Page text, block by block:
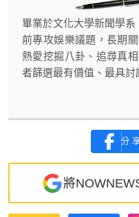
畢業於文化大學新聞學
前專攻娛樂議題，長期
熱愛挖掘八卦、追尋真
者篩選最有價值、最具
分
將